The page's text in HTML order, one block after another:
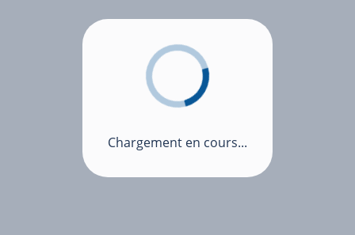
Chargement en cours...